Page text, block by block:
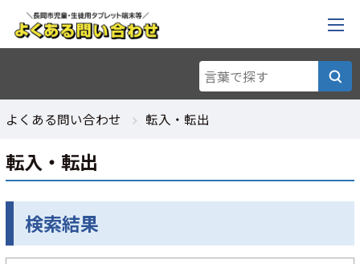
よくある問い合わせ 転入・転出
転入・転出
検索結果